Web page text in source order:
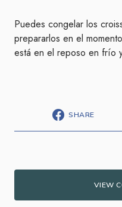
Puedes congelar los
prepararlos en el
está en el reposo en frío
SHARE
VIEW